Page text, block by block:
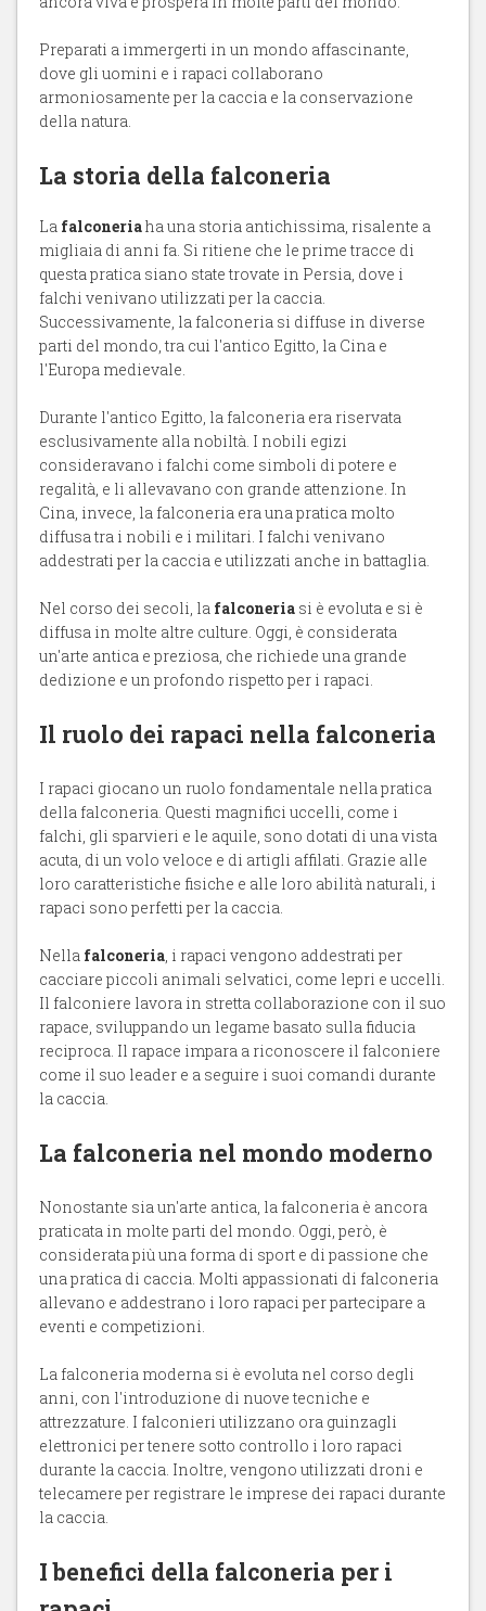
Preparati a immergerti in un mondo affascinante,
dove gli uomini e i rapaci collaborano
armoniosamente per la caccia e la conservazione
della natura.
La storia della falconeria
La falconeriaha una storia antichissima, risalente a
migliaia di anni fa. Si ritiene che le prime tracce di
questa pratica siano state trovate in Persia, dove i
falchi venivano utilizzati per la caccia.
Successivamente, la falconeria si diffuse in diverse
parti del mondo, tra cui l'antico Egitto, la Cina e
l'Europa medievale.
Durante l'antico Egitto, la falconeria era riservata
esclusivamente alla nobiltà. I nobili egizi
consideravano i falchi come simboli di potere e
regalità, e li allevavano con grande attenzione. In
Cina, invece, la falconeria era una pratica molto
diffusa tra i nobili e i militari. I falchi venivano
addestrati per la caccia e utilizzati anche in battaglia.
Nel corso dei secoli, la falconeria si è evoluta e si è
diffusa in molte altre culture. Oggi, è considerata
un'arte antica e preziosa, che richiede una grande
dedizione e un profondo rispetto per i rapaci.
Il ruolo dei rapaci nella falconeria
I rapaci giocano un ruolo fondamentale nella pratica
della falconeria. Questi magnifici uccelli, come i
falchi, gli sparvieri e le aquile, sono dotati di una vista
acuta, di un volo veloce e di artigli affilati. Grazie alle
loro caratteristiche fisiche e alle loro abilità naturali, i
rapaci sono perfetti per la caccia.
Nella falconeria , i rapaci vengono addestrati per
cacciare piccoli animali selvatici, come lepri e uccelli.
Il falconiere lavora in stretta collaborazione con il suo
rapace, sviluppando un legame basato sulla fiducia
reciproca. Il rapace impara a riconoscere il falconiere
come il suo leader e a seguire i suoi comandi durante
la caccia.
La falconeria nel mondo moderno
Nonostante sia un'arte antica, la falconeria è ancora
praticata in molte parti del mondo. Oggi, però, è
considerata più una forma di sport e di passione che
una pratica di caccia. Molti appassionati di falconeria
allevano e addestrano i loro rapaci per partecipare a
eventi e competizioni.
La falconeria moderna si è evoluta nel corso degli
anni, con l'introduzione di nuove tecniche e
attrezzature. I falconieri utilizzano ora guinzagli
elettronici per tenere sotto controllo i loro rapaci
durante la caccia. Inoltre, vengono utilizzati droni e
telecamere per registrare le imprese dei rapaci durante
la caccia.
I benefici della falconeria per i